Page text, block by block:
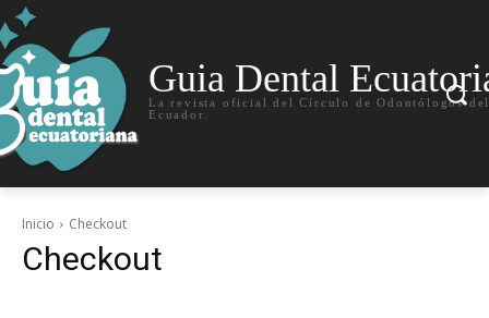
Guia Dental
La revista oficial del Círculo de Odontólogos
Ecuador.
Inicio Checkout
Checkout